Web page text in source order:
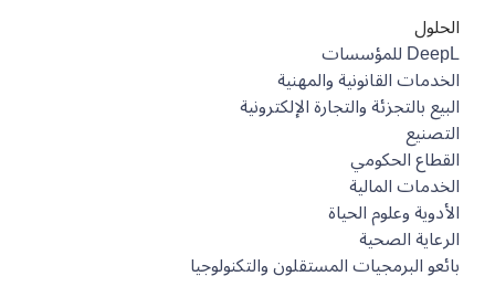
الحلول
DeepL للمؤسسات
الخدمات القانونية والمهنية
البيع بالتجزئة والتجارة الإلكترونية
التصنيع
القطاع الحكومي
الخدمات المالية
الأدوية وعلوم الحياة
الرعاية الصحية
بائعو البرمجيات المستقلون والتكنولوجيا